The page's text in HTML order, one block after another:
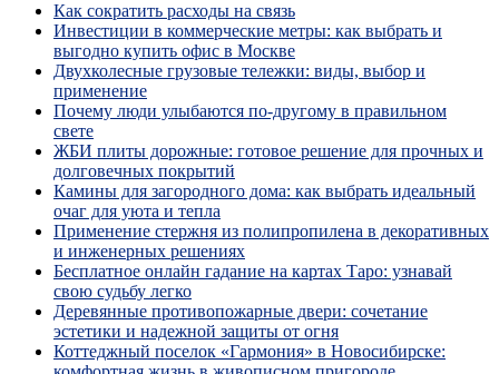
Как сократить расходы на связь
Инвестиции в коммерческие метры: как выбрать и
выгодно купить офис в Москве
Двухколесные грузовые тележки: виды, выбор и
применение
Почему люди улыбаются по‑другому в правильном
свете
ЖБИ плиты дорожные: готовое решение для прочных и
долговечных покрытий
Камины для загородного дома: как выбрать идеальный
очаг для уюта и тепла
Применение стержня из полипропилена в декоративных
и инженерных решениях
Бесплатное онлайн гадание на картах Таро: узнавай
свою судьбу легко
Деревянные противопожарные двери: сочетание
эстетики и надежной защиты от огня
Коттеджный поселок «Гармония» в Новосибирске: